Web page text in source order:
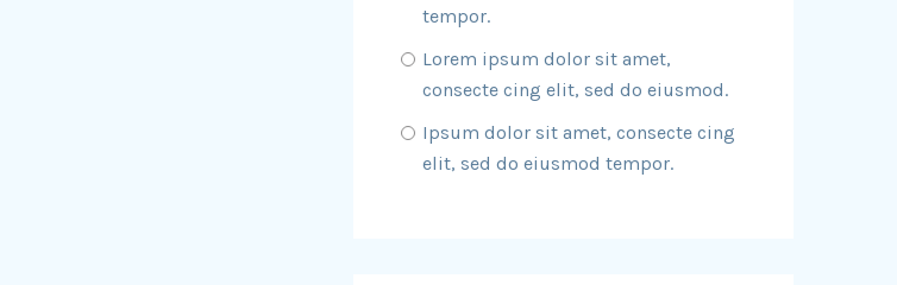
tempor.
Lorem ipsum dolor sit amet,
consecte cing elit, sed do eiusmod.
Ipsum dolor sit amet, consecte cing
elit, sed do eiusmod tempor.